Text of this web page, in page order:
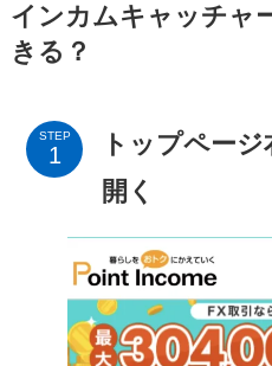
インカムキャッチャ
きる？
STEP
トップペー
開く